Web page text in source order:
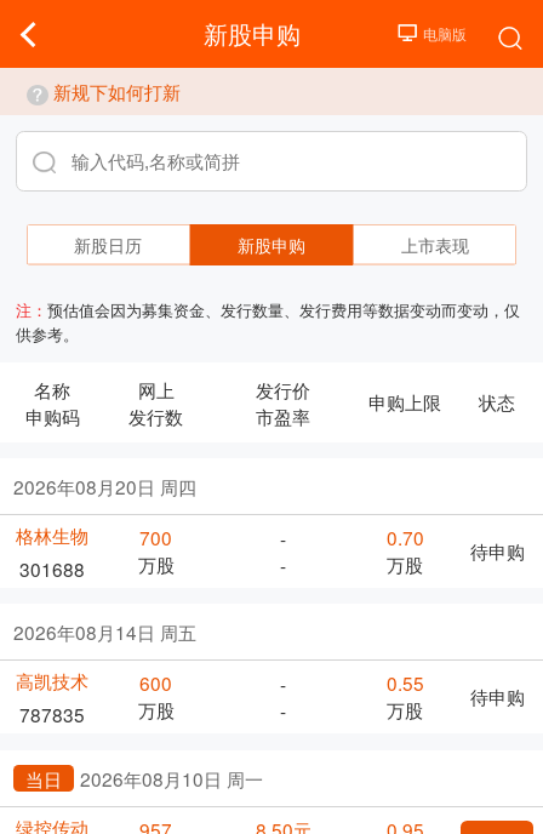
新股申购
新规下如何打新
新股日历 新股申购 上市表现
注：预估值会因为募集资金、发行数量、发行费用等数据变动而变动，仅
供参考。
名称
申购码
网上
发行数
发行价
市盈率
申购上限 状态
2026年08月20日 周四
格林生物
301688
700
万股
-
-
0.70
万股
待申购
2026年08月14日 周五
高凯技术
787835
600
万股
-
-
0.55
万股
待申购
当日
2026年08月10日 周一
绿控传动
957
8.50元
0.95